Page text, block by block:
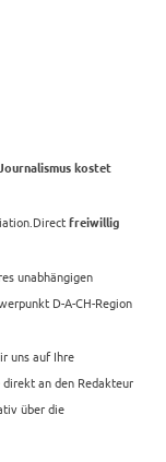
kostet
freiwillig
unabhängigen
D-A-CH-Region
uns auf Ihre
an den Redakteur
über die